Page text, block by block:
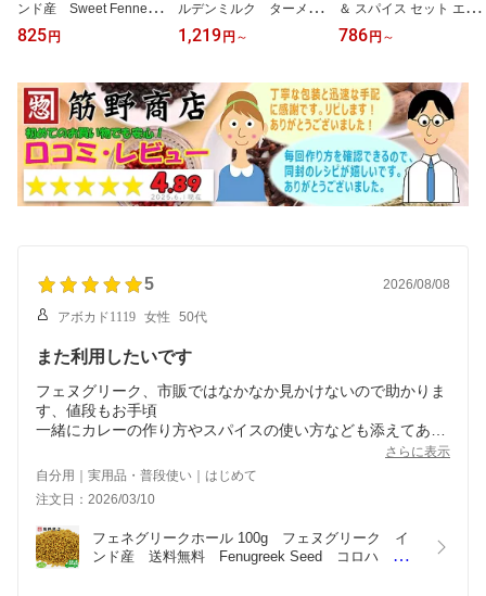
ンド産 Sweet Fennel
送料無料 ソンフ ソー
ンフ ムクワス 口直
イスカレー スパイス
spice 香辛料 マウス
フレッシュ 清涼菓子
825 円
ルデンミルク ターメリ
ック ウコン アイスラ
テ 自社配合 送料無
e 香辛料 紅茶 茶葉
1,219 円 ～
＆ スパイス セット エス
ニック食材 カレー粉 ス
パイス spice 香辛料 筋野
et spice sujino 16g（5〜
6皿分）・60g（30皿
分） 送料無料
786 円 ～
5 2026/08/08
アボカド1119 女性 50代
また利用したいです
フェヌグリーク、市販ではなかなか見かけないので助かりま
す、値段もお手頃
一緒にカレーの作り方やスパイスの使い方なども添えてあっ
さらに表示
自分用｜実用品・普段使い｜はじめて
注文日：2026/03/10
フェネグリークホール 100g　フェヌグリーク　イ
ンド産　送料無料　Fenugreek Seed　コロハ　胡